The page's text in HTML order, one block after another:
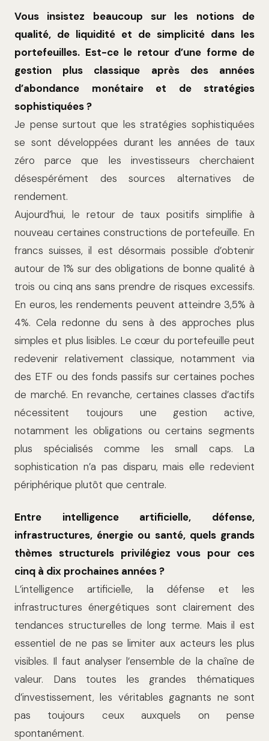
Vous insistez beaucoup sur les notions de
qualité, de liquidité et de simplicité dans les
portefeuilles. Est-ce le retour d’une forme de
gestion plus classique après des années
d’abondance monétaire et de stratégies
sophistiquées ?
Je pense surtout que les stratégies sophistiquées
se sont développées durant les années de taux
zéro parce que les investisseurs cherchaient
désespérément des sources alternatives de
rendement.
Aujourd’hui, le retour de taux positifs simplifie à
nouveau certaines constructions de portefeuille. En
francs suisses, il est désormais possible d’obtenir
autour de 1% sur des obligations de bonne qualité à
trois ou cinq ans sans prendre de risques excessifs.
En euros, les rendements peuvent atteindre 3,5% à
4%. Cela redonne du sens à des approches plus
simples et plus lisibles. Le cœur du portefeuille peut
redevenir relativement classique, notamment via
des ETF ou des fonds passifs sur certaines poches
de marché. En revanche, certaines classes d’actifs
nécessitent toujours une gestion active,
notamment les obligations ou certains segments
plus spécialisés comme les small caps. La
sophistication n’a pas disparu, mais elle redevient
périphérique plutôt que centrale.
Entre intelligence artificielle, défense,
infrastructures, énergie ou santé, quels grands
thèmes structurels privilégiez vous pour ces
cinq à dix prochaines années ?
L’intelligence artificielle, la défense et les
infrastructures énergétiques sont clairement des
tendances structurelles de long terme. Mais il est
essentiel de ne pas se limiter aux acteurs les plus
visibles. Il faut analyser l’ensemble de la chaîne de
valeur. Dans toutes les grandes thématiques
d’investissement, les véritables gagnants ne sont
pas toujours ceux auxquels on pense
spontanément.